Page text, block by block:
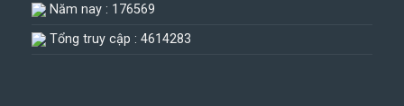
Năm nay : 176569
Tổng truy cập : 4614283